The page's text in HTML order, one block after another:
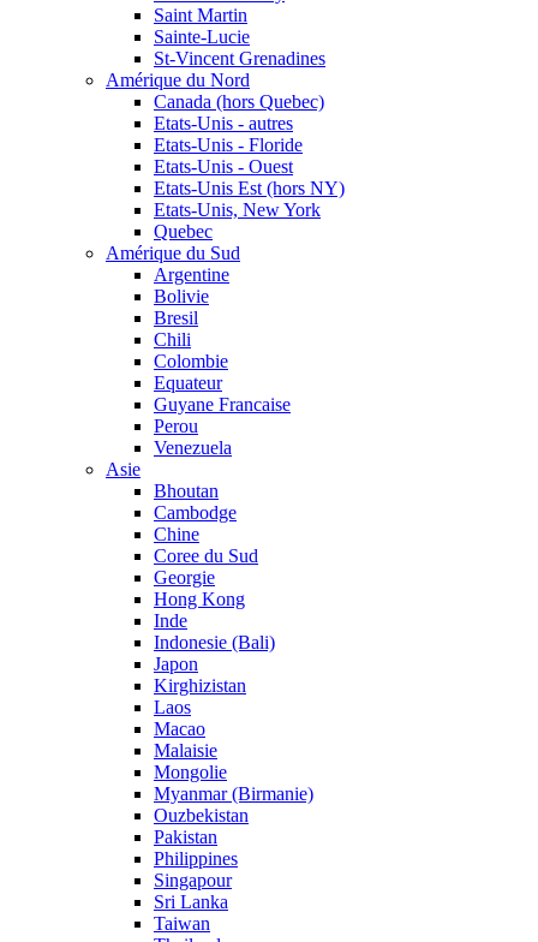
Saint Martin
Sainte-Lucie
St-Vincent Grenadines
Amérique du Nord
Canada (hors Quebec)
Etats-Unis - autres
Etats-Unis - Floride
Etats-Unis - Ouest
Etats-Unis Est (hors NY)
Etats-Unis, New York
Quebec
Amérique du Sud
Argentine
Bolivie
Bresil
Chili
Colombie
Equateur
Guyane Francaise
Perou
Venezuela
Asie
Bhoutan
Cambodge
Chine
Coree du Sud
Georgie
Hong Kong
Inde
Indonesie (Bali)
Japon
Kirghizistan
Laos
Macao
Malaisie
Mongolie
Myanmar (Birmanie)
Ouzbekistan
Pakistan
Philippines
Singapour
Sri Lanka
Taiwan